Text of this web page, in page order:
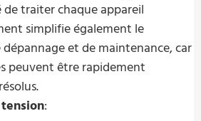
de traiter chaque appareil
simplifie également le
dépannage et de maintenance, car
peuvent être rapidement
: